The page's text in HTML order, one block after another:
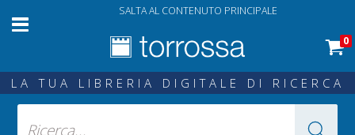
SALTA AL CONTENUTO PRINCIPALE
0
LA TUA LIBRERIA DIGITALE DI RICERCA